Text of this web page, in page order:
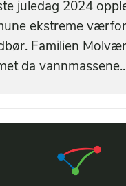
juledag 2024
ekstreme
Familien
da